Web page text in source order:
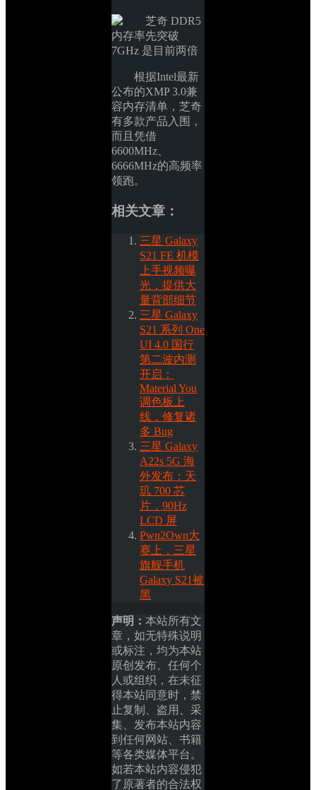
根据Intel最新
公布的XMP 3.0兼
容内存清单，芝奇
有多款产品入围，
而且凭借
6600MHz、
6666MHz的高频率
领跑。
相关文章：
三星 Galaxy
S21 FE 机模
上手视频曝
光，提供大
量背部细节
三星 Galaxy
S21 系列 One
UI 4.0 国行
第二波内测
开启：
Material You
调色板上
线，修复诸
多 Bug
三星 Galaxy
A22s 5G 海
外发布：天
玑 700 芯
片，90Hz
LCD 屏
Pwn2Own大
赛上，三星
旗舰手机
Galaxy S21被
黑
声明： 本站所有文
章，如无特殊说明
或标注，均为本站
原创发布。任何个
人或组织，在未征
得本站同意时，禁
止复制、盗用、采
集、发布本站内容
到任何网站、书籍
等各类媒体平台。
如若本站内容侵犯
了原著者的合法权